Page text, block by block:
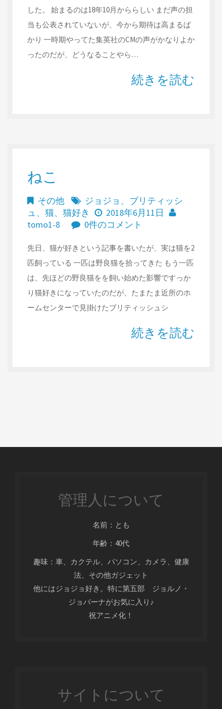
した。 始まるのは18年10月かららしい まだ声の担
当も公表されていないが、今から期待は高まるば
かり 一時期やってた集英社のCMの声がかなりよか
ったのだが、どうなることやら…
続きを読む
ねこ
その他 ジョジョ 、 ブリティッシ
ュ、 猫、 猫好き
2018年6月11日
tomo1-8
0件のコメント
先日、猫が好きという記事を書いたが、実は猫を2
匹飼っている 一匹は野良猫を拾ってきた もう一匹
は、先ほどの野良猫をを飼い始めた影響ですっか
り猫好きになっていたのだが、たまたま近所のホ
ームセンターで見掛けたブリティッシュシ
続きを読む
管理人について
名前：とも
年齢：40代
趣味：車、カクテル、パソコン、カメラ、健康
法、その他ガジェット
他にはジョジョ好き。特に第五部 ジョルノ・
ジョバーナがお気に入り♪
祝アニメ化！
サイトについて